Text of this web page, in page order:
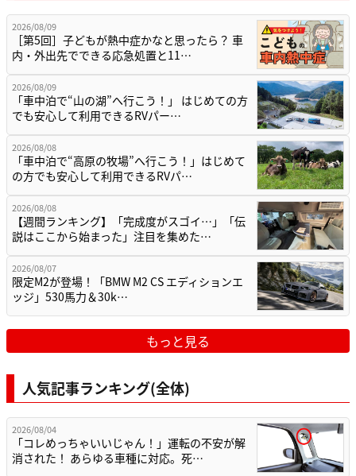
2026/08/09
［第5回］子どもが熱中症かなと思ったら？ 車
内・外出先でできる応急処置と11…
2026/08/09
「車中泊で“山の湖”へ行こう！」 はじめての方
でも安心して利用できるRVパー…
2026/08/08
「車中泊で“高原の牧場”へ行こう！」はじめて
の方でも安心して利用できるRVパ…
2026/08/08
【週間ランキング】「完成度がスゴイ…」「伝
説はここから始まった」注目を集めた…
2026/08/07
限定M2が登場！「BMW M2 CS エディションエ
ッジ」530馬力＆30k…
もっと見る
人気記事ランキング(全体)
2026/08/04
「コレめっちゃいいじゃん！」運転の不安が解
消された！ あらゆる車種に対応。死…